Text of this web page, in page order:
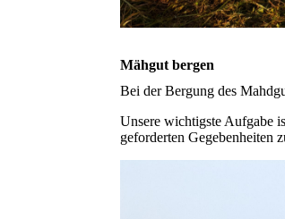
Mähgut bergen
Bei der Bergung des
Unsere wichtigste Aufgabe
geforderten Gegebenheiten